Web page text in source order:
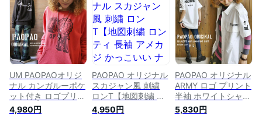
アメカジ ストリート
系 Tee ナチュラル
ゆるカジ カジュアル
古着風 お買得 セー
ル ホワイト レッド
M Lサイズ レディー
ス】【あす楽対応】
ル アメカジ ストリ
ート バイカー レデ
ィース 森ガール 古
着風 ネイビー M L】
【あす楽対応】
ガール 綿100％ コッ
トン 重ね着 カジュ
アル アイボリー ブ
ラック M L メンズラ
イク 古着風 バイカ
ー レディース】【あ
す楽対応】
UM PAOPAOオリジ
ナル カンガルーポケ
ット付き ロゴプリン
ト スウェット【スノ
ーウォッシュ加工 ト
4,980円
PAOPAO オリジナル
スカジャン風 刺繍
ロンT【地図刺繍 ロ
ンティ 長袖 アメカ
ジ かっこいい ナチ
4,950円
PAOPAO オリジナル
ARMY ロゴ プリント
半袖 ホワイトシャツ
【白シャツ エポレッ
ト アメカジ ブラウ
5,830円